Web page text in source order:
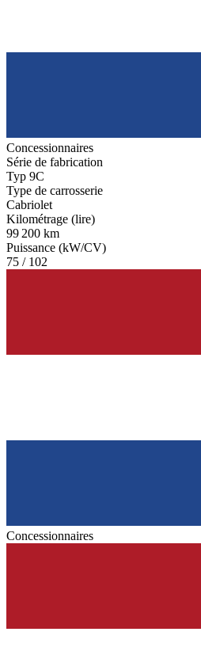
Concessionnaires
Série de fabrication
Typ 9C
Type de carrosserie
Cabriolet
Kilométrage (lire)
99 200 km
Puissance (kW/CV)
75 / 102
Concessionnaires